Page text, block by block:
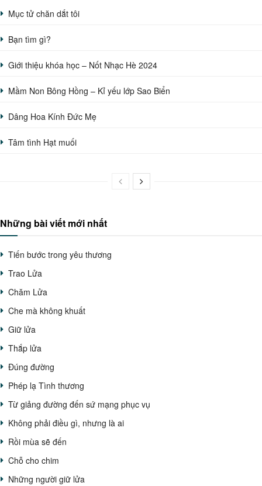
Mục tử chăn dắt tôi
Bạn tìm gì?
Giới thiệu khóa học – Nốt Nhạc Hè 2024
Mầm Non Bông Hồng – Kỉ yếu lớp Sao Biển
Dâng Hoa Kính Đức Mẹ
Tâm tình Hạt muối
Những bài viết mới nhất
Tiến bước trong yêu thương
Trao Lửa
Chăm Lửa
Che mà không khuất
Giữ lửa
Thắp lửa
Đúng đường
Phép lạ Tình thương
Từ giảng đường đến sứ mạng phục vụ
Không phải điều gì, nhưng là ai
Rồi mùa sẽ đến
Chỗ cho chim
Những người giữ lửa